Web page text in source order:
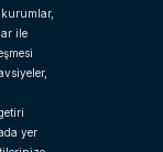
kurumlar,
ile
yer